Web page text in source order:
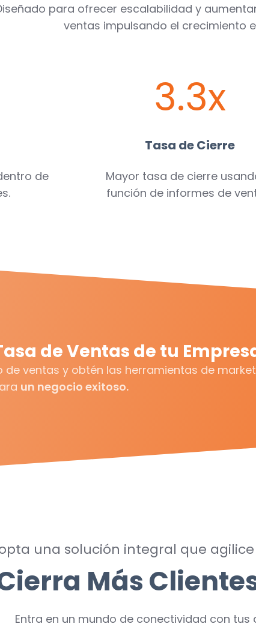
para ofrecer escalabilidad y
ventas impulsando el crecimiento
de
3.3x
Tasa de Cierre
Mayor tasa de cierre
función de informes de
de Ventas de tu
ventas y obtén las herramientas de
un negocio exitoso.
una solución integral que
Más
Entra en un mundo de conectividad con tus